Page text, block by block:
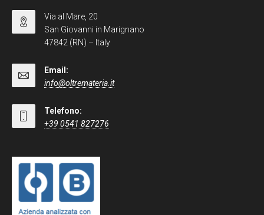
Via al Mare, 20
San Giovanni in Marignano
47842 (RN) – Italy
Email:
info@oltremateria.it
Telefono:
+39 0541 827276